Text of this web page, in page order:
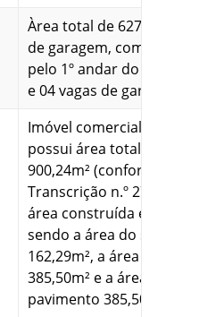
Àrea total de 627,32 m² e
de garagem, compreendido
pelo 1º andar do Ed. Vera
e 04 vagas de garagem.
Imóvel comercial (prédio),
possui área total do terreno
900,24m² (conforme
Transcrição n.º 27.163). A sua
área construída é de
sendo a área do subsolo de
162,29m², a área do térreo
385,50m² e a área do 1º
pavimento 385,50m²